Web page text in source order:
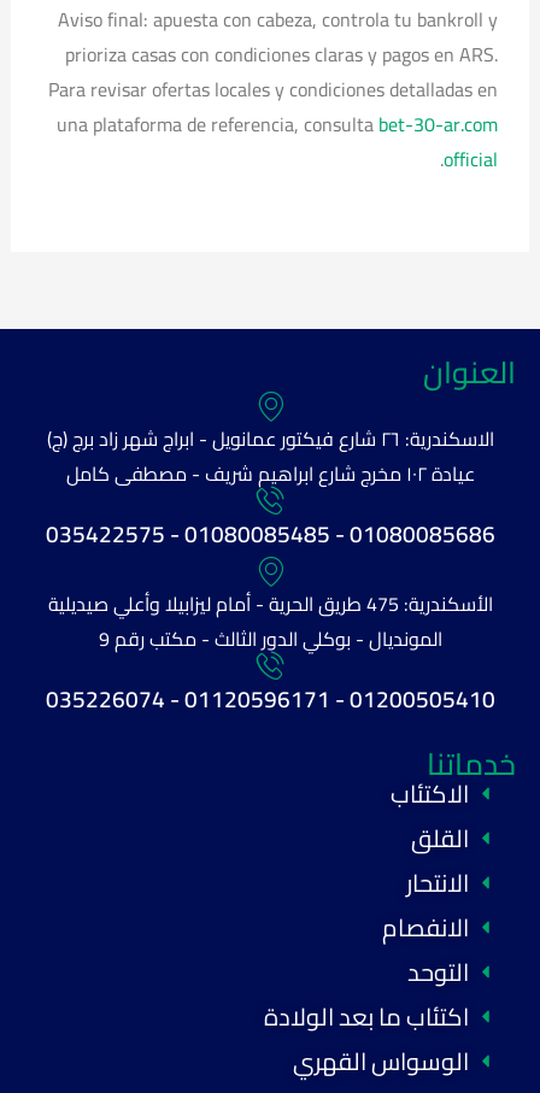
Aviso final: apuesta con cabeza, controla tu bankroll y
prioriza casas con condiciones claras y pagos en ARS.
Para revisar ofertas locales y condiciones detalladas en
una plataforma de referencia, consultabet-30-ar.com
official
.
العنوان
الاسكندرية: ٢٦ شارع فيكتور عمانويل - ابراج شهر زاد برج (ج)
عيادة ١٠٢ مخرج شارع ابراهيم شريف - مصطفى كامل
01080085686 - 01080085485 - 035422575
الأسكندرية: 475 طريق الحرية - أمام ليزابيلا وأعلي صيديلية
المونديال - بوكلي الدور الثالث - مكتب رقم 9
01200505410 - 01120596171 - 035226074
خدماتنا
الاكتئاب
القلق
الانتحار
الانفصام
التوحد
اكتئاب ما بعد الولادة
الوسواس القهري